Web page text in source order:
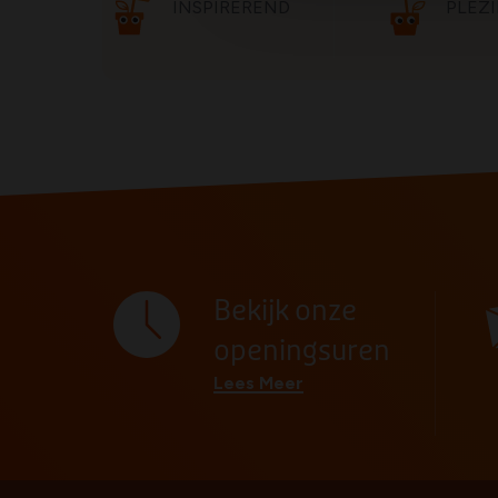
Bekijk onze
openingsuren
Lees Meer